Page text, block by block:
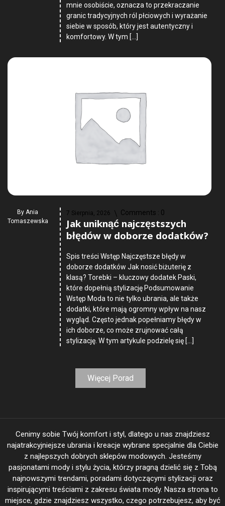
mnie osobiście, oznacza to przekraczanie
granic tradycyjnych ról płciowych i wyrażanie
siebie w sposób, który jest autentyczny i
komfortowy. W tym […]
By Ania
Tomaszewska
7 Sierpnia, 2026 Comments : 0
Jak uniknąć najczęstszych
błędów w doborze dodatków?
Spis treści Wstęp Najczęstsze błędy w
doborze dodatków Jak nosić biżuterię z
klasą? Torebki – kluczowy dodatek Paski,
które dopełnią stylizację Podsumowanie
Wstęp Moda to nie tylko ubrania, ale także
dodatki, które mają ogromny wpływ na nasz
wygląd. Często jednak popełniamy błędy w
ich doborze, co może zrujnować całą
stylizację. W tym artykule podzielę się […]
Więcej Porad
Cenimy sobie Twój komfort i styl, dlatego u nas znajdziesz
najatrakcyjniejsze ubrania i kreacje wybrane specjalnie dla Ciebie
z najlepszych dobrych sklepów modowych. Jesteśmy
pasjonatami mody i stylu życia, którzy pragną dzielić się z Tobą
najnowszymi trendami, poradami dotyczącymi stylizacji oraz
inspirującymi treściami z zakresu świata mody. Nasza strona to
miejsce, gdzie znajdziesz wszystko, czego potrzebujesz, aby być